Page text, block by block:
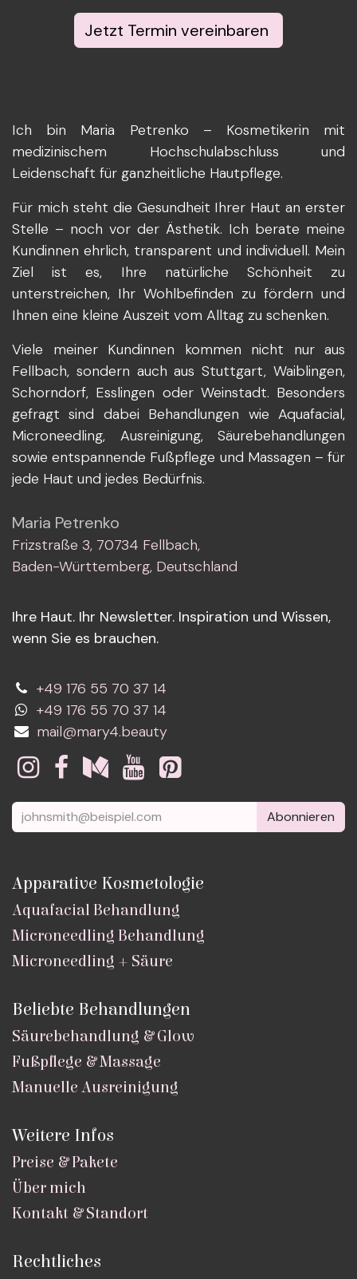
Jetzt Termin vereinbaren
Ich bin Maria Petrenko – Kosmetikerin mit
medizinischem Hochschulabschluss und
Leidenschaft für ganzheitliche Hautpflege.
Für mich steht die Gesundheit Ihrer Haut an erster
Stelle – noch vor der Ästhetik. Ich berate meine
Kundinnen ehrlich, transparent und individuell. Mein
Ziel ist es, Ihre natürliche Schönheit zu
unterstreichen, Ihr Wohlbefinden zu fördern und
Ihnen eine kleine Auszeit vom Alltag zu schenken.
Viele meiner Kundinnen kommen nicht nur aus
Fellbach, sondern auch aus Stuttgart, Waiblingen,
Schorndorf, Esslingen oder Weinstadt. Besonders
gefragt sind dabei Behandlungen wie Aquafacial,
Microneedling, Ausreinigung, Säurebehandlungen
sowie entspannende Fußpflege und Massagen – für
jede Haut und jedes Bedürfnis.
Maria Petrenko
Frizstraße 3, 70734 Fellbach,
Baden-Württemberg, Deutschland
Ihre Haut. Ihr Newsletter. Inspiration und Wissen,
wenn Sie es brauchen.
+49 176 55 70 37 14
+49 176 55 70 37 14
mail@mary4.beauty
Abonnieren
Apparative Kosmetologie
Aquafacial Behandlung
Microneedling Behandlung
Microneedling + Säure
Beliebte Behandlungen
Säurebehandlung & Glow
Fußpflege & Massage
Manuelle Ausreinigung
Weitere Infos
Preise & Pakete
Über mich
Kontakt & Standort
Rechtliches